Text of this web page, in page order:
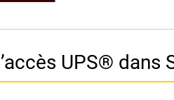
UPS® dans